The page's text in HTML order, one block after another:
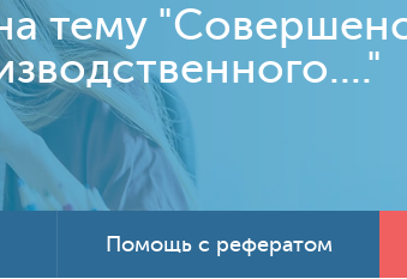
тему
Помощь с рефератом